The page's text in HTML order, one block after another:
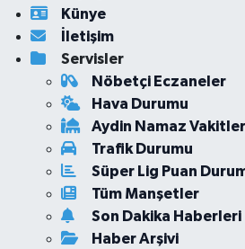
Künye
İletişim
Servisler
Nöbetçi Eczaneler
Hava Durumu
Aydin Namaz
Trafik Durumu
Süper Lig Puan
Tüm Manşetler
Son Dakika Haberleri
Haber Arşivi